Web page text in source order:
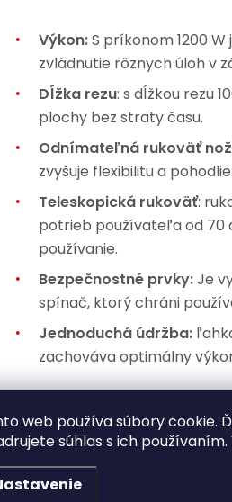
web používa súbory cookie.
súhlas s ich
Výkon:S príkonom 1200
zvládnutie rôznych úloh v
Dĺžka rezu: s dĺžkou rezu
plochy bez straty času.
Odnímateľná rukoväť
zvyšuje flexibilitu a
Teleskopická rukoväť:
potrieb používateľa od 70
používanie.
Bezpečnostné prvky:Je
spínač, ktorý chráni
Jednoduchá údržba:
zachováva optimálny
Ergonomická rukoväť
:
Tlačidlo bezpečnostného